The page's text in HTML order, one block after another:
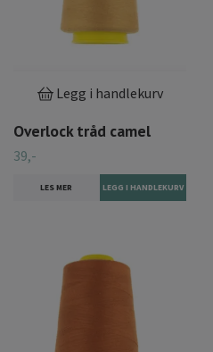
Legg i handlekurv
Overlock tråd camel
39,-
LES MER